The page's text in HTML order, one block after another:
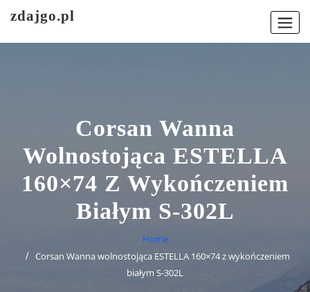
zdajgo.pl
Corsan Wanna
Wolnostojąca ESTELLA
160×74 Z Wykończeniem
Białym S-302L
Home
Corsan Wanna wolnostojąca ESTELLA 160×74 z wykończeniem
białym S-302L